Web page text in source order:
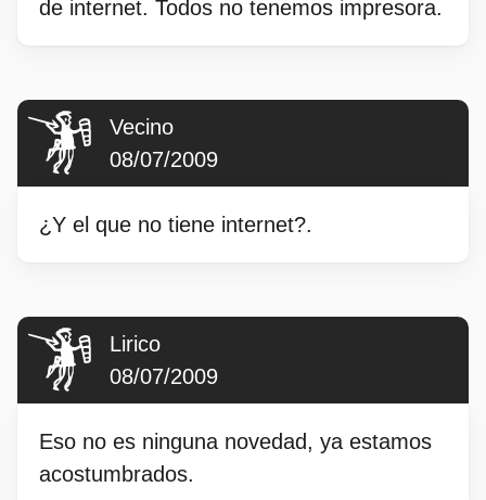
de internet. Todos no tenemos impresora.
Vecino
08/07/2009
¿Y el que no tiene internet?.
Lirico
08/07/2009
Eso no es ninguna novedad, ya estamos
acostumbrados.